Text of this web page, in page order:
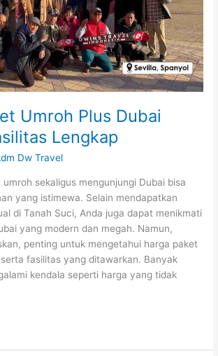
Umroh Plus Dubai
Lengkap
Dw Travel
umroh sekaligus mengunjungi Dubai bisa
yang istimewa. Selain mendapatkan
di Tanah Suci, Anda juga dapat menikmati
yang modern dan megah. Namun,
penting untuk mengetahui harga paket
fasilitas yang ditawarkan. Banyak
kendala seperti harga yang tidak